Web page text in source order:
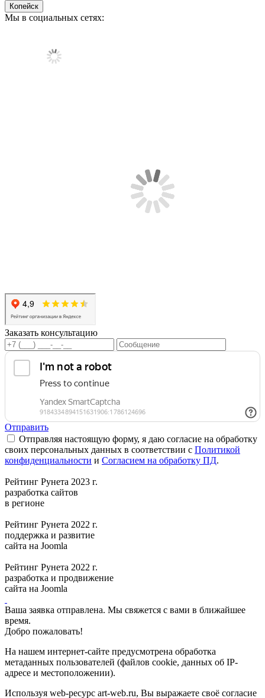
Копейск
Мы в социальных сетях:
Заказать консультацию
Отправить
Отправляя настоящую форму, я даю согласие на обработку
своих персональных данных в соответствии с Политикой
конфиденциальности и Согласием на обработку ПД.
Рейтинг Рунета 2023 г.
разработка сайтов
в регионе
Рейтинг Рунета 2022 г.
поддержка и развитие
сайта на Joomla
Рейтинг Рунета 2022 г.
разработка и продвижение
сайта на Joomla
Ваша заявка отправлена. Мы свяжется с вами в ближайшее
время.
Добро пожаловать!
На нашем интернет-сайте предусмотрена обработка
метаданных пользователей (файлов cookie, данных об IP-
адресе и местоположении).
Используя web-ресурс art-web.ru, Вы выражаете своё согласие